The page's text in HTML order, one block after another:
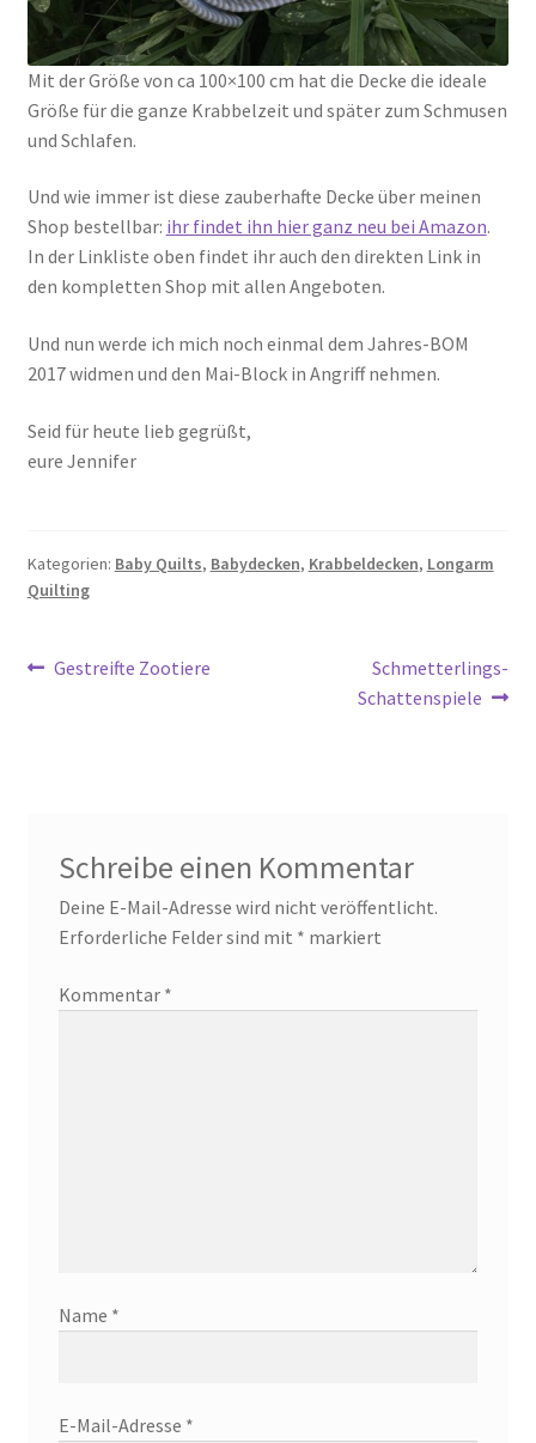
Mit der Größe von ca 100×100 cm hat die Decke die ideale
Größe für die ganze Krabbelzeit und später zum Schmusen
und Schlafen.
Und wie immer ist diese zauberhafte Decke über meinen
Shop bestellbar: ihr findet ihn hier ganz neu bei Amazon.
In der Linkliste oben findet ihr auch den direkten Link in
den kompletten Shop mit allen Angeboten.
Und nun werde ich mich noch einmal dem Jahres-BOM
2017 widmen und den Mai-Block in Angriff nehmen.
Seid für heute lieb gegrüßt,
eure Jennifer
Kategorien: Baby Quilts, Babydecken, Krabbeldecken, Longarm
Quilting
Beitragsnavigation
Vorheriger
Gestreifte Zootiere
Nächster
Beitrag:
Schmetterlings-
Schattenspiele
Schreibe einen Kommentar
Deine E-Mail-Adresse wird nicht veröffentlicht.
Erforderliche Felder sind mit * markiert
Kommentar *
Name *
E-Mail-Adresse *